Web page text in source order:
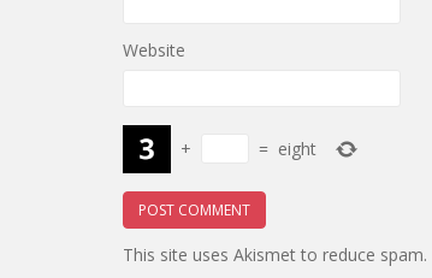
Website
+ = eight
This site uses Akismet to reduce spam.